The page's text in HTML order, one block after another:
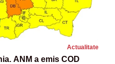
Actualitate
ANM a emis COD